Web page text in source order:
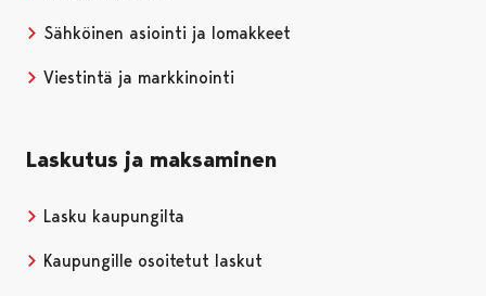
Sähköinen asiointi ja lomakkeet
Viestintä ja markkinointi
Laskutus ja maksaminen
Lasku kaupungilta
Kaupungille osoitetut laskut